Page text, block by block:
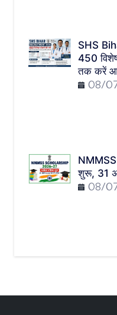
SHS
450
तक करें
08/
NMMSS
शुरू, 31
08/